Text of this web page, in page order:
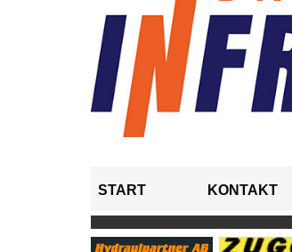
START KONTAKT